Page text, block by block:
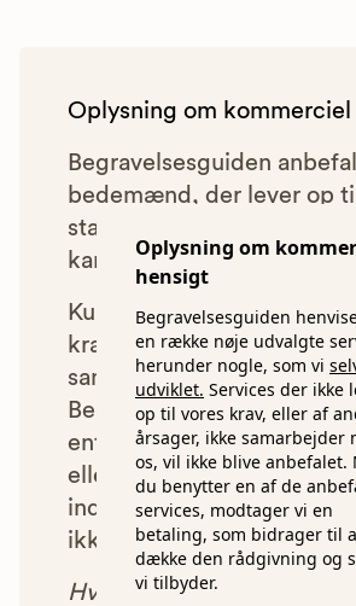
Oplysning om
hensigt
Begravelsesguiden
en række nøje udvalgte
herunder nogle, som vi
udviklet. Services der ikke
op til vores krav, eller af
årsager, ikke samarbejder
os, vil ikke blive anbefalet.
du benytter en af de
services, modtager vi en
betaling, som bidrager til
dække den rådgivning og
vi tilbyder.
Oplysning om
Begravelsesguiden
bedemænd, der lever op
statistiske pris- og
kan læse mere om vores
Kun bedemænd der lever
kravene har mulighed for
samarbejde med os om at
Begravelsesguiden.
enten ikke lever op til
eller som af andre årsager
indgået et samarbejde
ikke blive vist i vores
Hver gang du benytter en